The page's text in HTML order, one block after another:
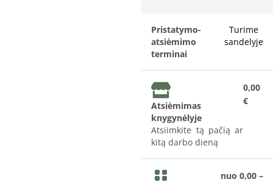
Pristatymo-
atsiėmimo
terminai
Turime
sandelyje
Atsiėmimas
knygynėlyje
Atsiimkite tą pačią ar
kitą darbo dieną
0,00
€
nuo 0,00 –